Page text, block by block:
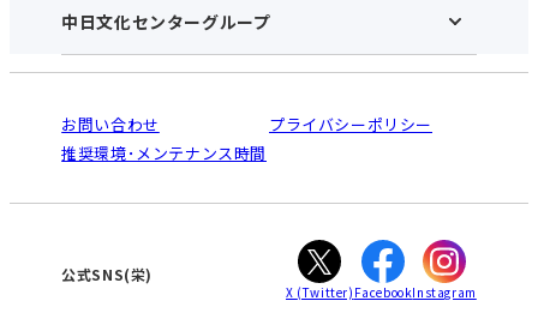
アクセス･営業時間
お申し込みの流れ
入会と受講のご案内
中日文化センターHOME
中日文化センターとは
受講規約・会員特典
ご利用ガイド
オンライン講座受講の手順
WEBサイトのよくある質問
中日文化センターグループ
南大高
犬山
高蔵寺
大垣
津
お問い合わせ
プライバシーポリシー
推奨環境･メンテナンス時間
公式SNS(栄)
X (Twitter) FacebookInstagram